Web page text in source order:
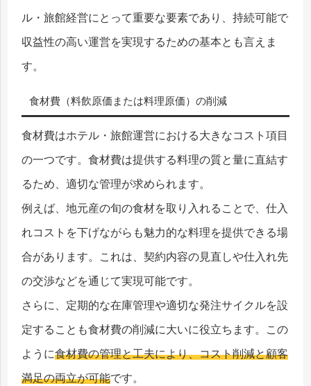
ル・旅館経営にとって重要な要素であり、持続可能で
収益性の高い運営を実現するための基本とも言えま
す。
食材費（料飲原価または料理原価）の削減
食材費はホテル・旅館運営における大きなコスト項目
の一つです。食材費は提供する料理の質と量に直結す
るため、適切な管理が求められます。
例えば、地元産の旬の食材を取り入れることで、仕入
れコストを下げながらも魅力的な料理を提供できる場
合があります。これは、契約内容の見直しや仕入れ先
の交渉などを通じて実現可能です。
さらに、定期的な在庫管理や適切な発注サイクルを設
定することも食材費の削減に大いに役立ちます。この
ように食材費の管理と工夫により、コスト削減と顧客
満足の両立が可能です。